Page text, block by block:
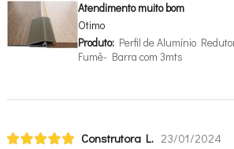
Atendimento muito bom
Otimo
Produto:Perfil de Alumínio
Fumê- Barra com 3mts
Construtora L. 23/01/2024